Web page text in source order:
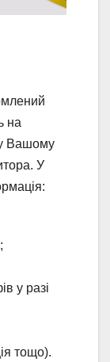
на
Вашому
У
у разі
тощо).